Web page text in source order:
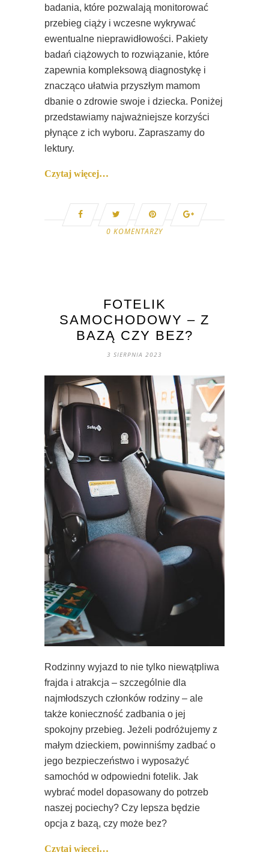
badania, które pozwalają monitorować
przebieg ciąży i wczesne wykrywać
ewentualne nieprawidłowości. Pakiety
badań ciążowych to rozwiązanie, które
zapewnia kompleksową diagnostykę i
znacząco ułatwia przyszłym mamom
dbanie o zdrowie swoje i dziecka. Poniżej
przedstawiamy najważniejsze korzyści
płynące z ich wyboru. Zapraszamy do
lektury.
Czytaj więcej…
0 KOMENTARZY
FOTELIK
SAMOCHODOWY – Z
BAZĄ CZY BEZ?
3 SIERPNIA 2023
Rodzinny wyjazd to nie tylko niewątpliwa
frajda i atrakcja – szczególnie dla
najmłodszych członków rodziny – ale
także konieczność zadbania o jej
spokojny przebieg. Jeżeli podróżujemy z
małym dzieckiem, powinniśmy zadbać o
jego bezpieczeństwo i wyposażyć
samochód w odpowiedni fotelik. Jak
wybrać model dopasowany do potrzeb
naszej pociechy? Czy lepsza będzie
opcja z bazą, czy może bez?
Czytaj więcej…